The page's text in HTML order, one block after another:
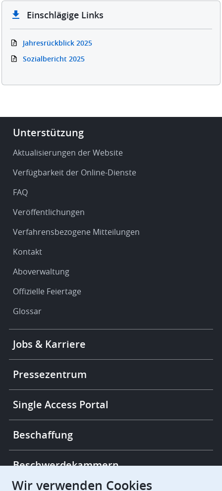
Einschlägige Links
Jahresrückblick 2025
Sozialbericht 2025
Footer
Service
support
Unterstützung
Aktualisierungen der Website
Verfügbarkeit der Online-Dienste
FAQ
Veröffentlichungen
Verfahrensbezogene Mitteilungen
Kontakt
Aboverwaltung
Offizielle Feiertage
Glossar
More
links
Jobs & Karriere
Pressezentrum
Single Access Portal
Beschaffung
Beschwerdekammern
Wir verwenden Cookies